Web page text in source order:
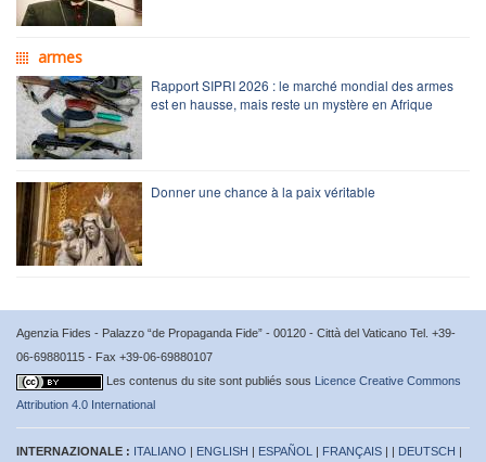
armes
Rapport SIPRI 2026 : le marché mondial des armes
est en hausse, mais reste un mystère en Afrique
Donner une chance à la paix véritable
Agenzia Fides - Palazzo “de Propaganda Fide” - 00120 - Città del Vaticano Tel. +39-
06-69880115 - Fax +39-06-69880107
Les contenus du site sont publiés sous
Licence Creative Commons
Attribution 4.0 International
INTERNAZIONALE : ITALIANO ENGLISH ESPAÑOL FRANÇAIS DEUTSCH